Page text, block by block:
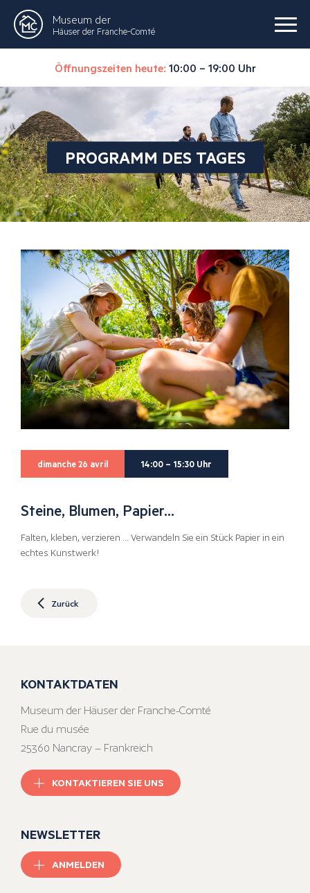
Museum der
Häuser der Franche-Comté
Öffnungszeiten heute: 10:00 – 19:00 Uhr
PROGRAMM DES TAGES
dimanche 26 avril 14:00 – 15:30 Uhr
Steine, Blumen, Papier…
Falten, kleben, verzieren … Verwandeln Sie ein Stück Papier in ein
echtes Kunstwerk!
Zurück
KONTAKTDATEN
Museum der Häuser der Franche-Comté
Rue du musée
25360 Nancray – Frankreich
KONTAKTIEREN SIE UNS
NEWSLETTER
ANMELDEN